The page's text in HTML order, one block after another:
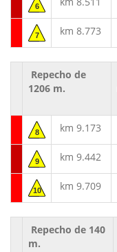
6
7 km 8.773
Repecho de
1206 m.
8 km 9.173
9 km 9.442
10 km 9.709
Repecho de 140
m.